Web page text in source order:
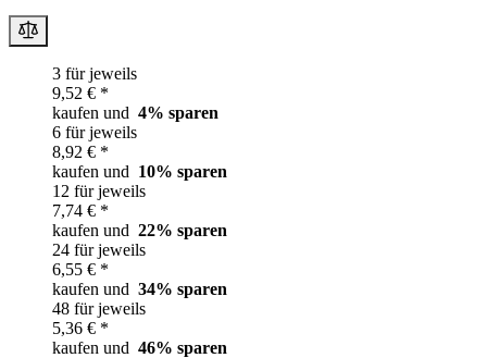
3 für jeweils
9,52 € *
kaufen und 4% sparen
6 für jeweils
8,92 € *
kaufen und 10% sparen
12 für jeweils
7,74 € *
kaufen und 22% sparen
24 für jeweils
6,55 € *
kaufen und 34% sparen
48 für jeweils
5,36 € *
kaufen und 46% sparen